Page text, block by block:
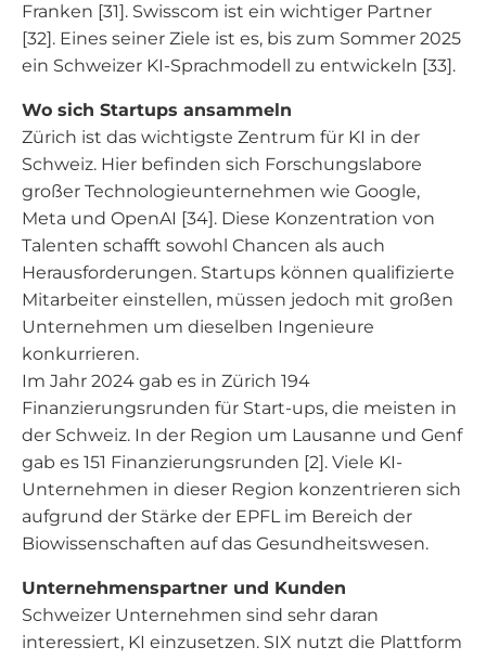
Franken [31]. Swisscom ist ein wichtiger Partner
[32]. Eines seiner Ziele ist es, bis zum Sommer 2025
ein Schweizer KI-Sprachmodell zu entwickeln [33].
Wo sich Startups ansammeln
Zürich ist das wichtigste Zentrum für KI in der
Schweiz. Hier befinden sich Forschungslabore
großer Technologieunternehmen wie Google,
Meta und OpenAI [34]. Diese Konzentration von
Talenten schafft sowohl Chancen als auch
Herausforderungen. Startups können qualifizierte
Mitarbeiter einstellen, müssen jedoch mit großen
Unternehmen um dieselben Ingenieure
konkurrieren.
Im Jahr 2024 gab es in Zürich 194
Finanzierungsrunden für Start-ups, die meisten in
der Schweiz. In der Region um Lausanne und Genf
gab es 151 Finanzierungsrunden [2]. Viele KI-
Unternehmen in dieser Region konzentrieren sich
aufgrund der Stärke der EPFL im Bereich der
Biowissenschaften auf das Gesundheitswesen.
Unternehmenspartner und Kunden
Schweizer Unternehmen sind sehr daran
interessiert, KI einzusetzen. SIX nutzt die Plattform